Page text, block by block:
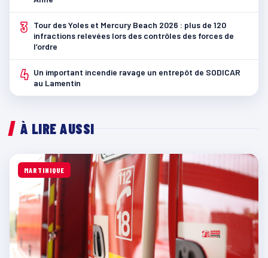
3
Tour des Yoles et Mercury Beach 2026 : plus de 120
infractions relevées lors des contrôles des forces de
l’ordre
4 Un important incendie ravage un entrepôt de SODICAR
au Lamentin
À LIRE AUSSI
MARTINIQUE